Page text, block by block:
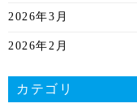
2026年3月
2026年2月
2026年1月
2025年12月
カテゴリ